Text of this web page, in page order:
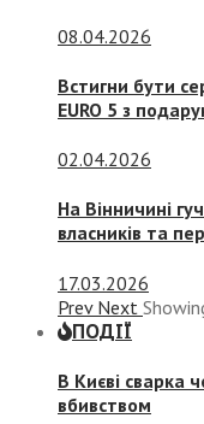
08.04.2026
Встигни бути
EURO 5 з
02.04.2026
На Вінничині
власників та
17.03.2026
Prev Next
ПОДІЇ
В Києві сварка
вбивством